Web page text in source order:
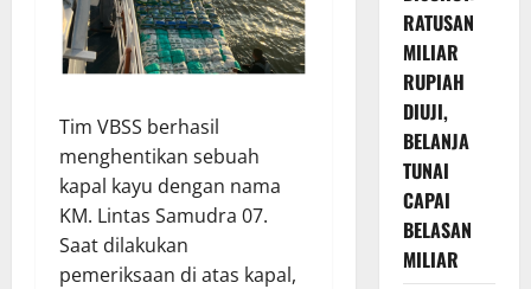
Tim VBSS berhasil
menghentikan sebuah
kapal kayu dengan nama
KM. Lintas Samudra 07.
Saat dilakukan
pemeriksaan di atas kapal,
RATUSAN
MILIAR
RUPIAH
DIUJI,
BELANJA
TUNAI
CAPAI
BELASAN
MILIAR